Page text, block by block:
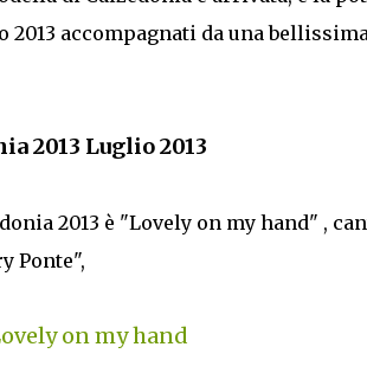
accompagnati da una
2013 Luglio 2013
2013 è "Lovely on my hand" ,
Ponte",
on my hand